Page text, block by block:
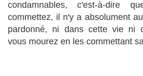
condamnables, c'est-à-dire
commettez, il n'y a absolument
pardonné, ni dans cette vie ni
vous mourez en les commettant